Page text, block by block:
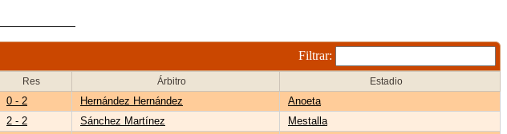
Filtrar:
Res Árbitro Estadio
0 - 2 Hernández Hernández Anoeta
2 - 2 Sánchez Martínez Mestalla